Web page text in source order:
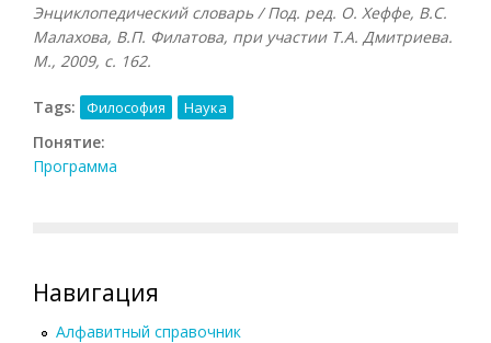
Энциклопедический словарь / Под. ред. О. Хеффе, В.С.
Малахова, В.П. Филатова, при участии Т.А. Дмитриева.
М., 2009, с. 162.
Tags: Философия Наука
Понятие:
Программа
Навигация
Алфавитный справочник